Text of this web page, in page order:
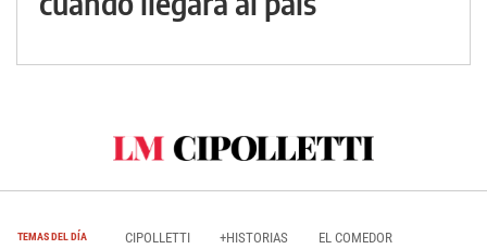
TEMAS DEL DÍA CIPOLLETTI +HISTORIAS EL COMEDOR